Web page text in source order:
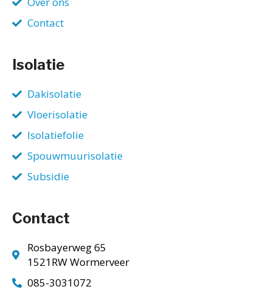
Contact
Isolatie
Dakisolatie
Vloerisolatie
Isolatiefolie
Spouwmuurisolatie
Subsidie
Contact
Rosbayerweg 65
1521RW Wormerveer
085-3031072